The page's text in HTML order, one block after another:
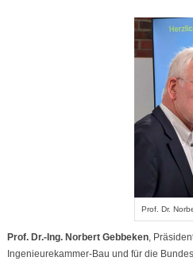
Prof. Dr.
Prof. Dr.-Ing. Norbert Gebbeken,
Ingenieurekammer-Bau und für die